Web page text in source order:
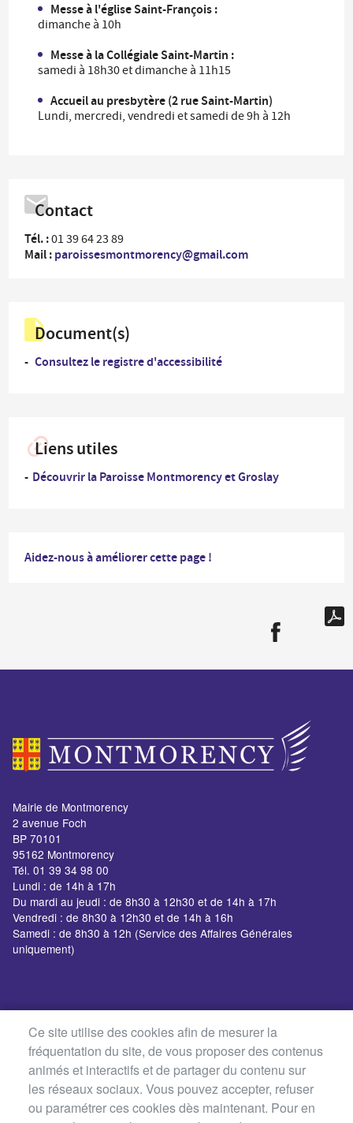
Messe à l'église Saint-François :
dimanche à 10h
Messe à la Collégiale Saint-Martin :
samedi à 18h30 et dimanche à 11h15
Accueil au presbytère (2 rue Saint-Martin)
Lundi, mercredi, vendredi et samedi de 9h à 12h
Contact
Tél. :01 39 64 23 89
Mail :paroissesmontmorency@gmail.com
Document(s)
Consultez le registre d'accessibilité
Liens utiles
Découvrir la Paroisse Montmorency et Groslay
Aidez-nous à améliorer cette page !
Mairie de Montmorency
2 avenue Foch
BP 70101
95162 Montmorency
Tél. 01 39 34 98 00
Lundi : de 14h à 17h
Du mardi au jeudi : de 8h30 à 12h30 et de 14h à 17h
Vendredi : de 8h30 à 12h30 et de 14h à 16h
Samedi : de 8h30 à 12h (Service des Affaires Générales
uniquement)
Ce site utilise des cookies afin de mesurer la
fréquentation du site, de vous proposer des contenus
animés et interactifs et de partager du contenu sur
les réseaux sociaux. Vous pouvez accepter, refuser
ou paramétrer ces cookies dès maintenant. Pour en